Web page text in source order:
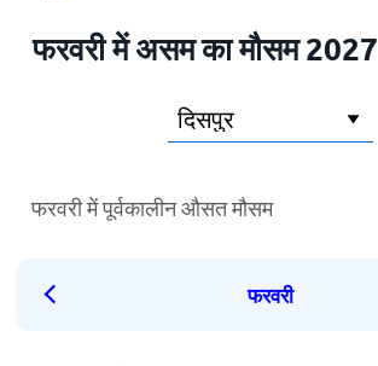
फरवरी में असम का मौसम 2027
फरवरी में पूर्वकालीन औसत मौसम
फरवरी